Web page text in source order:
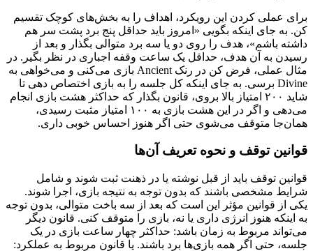
برای عملی کردن این رویکرد، اهداف را به بخش‌های کوچک تقسیم
کن. به جای اینکه بگویی «امروز باید حداقل پنج برد پشت سر هم
داشته باشم»، هدف را روی دو یا سه برد متوالی بگذار و بعد از
رسیدن به آن هدف، حداقل یک ساعت وقفه اجباری در نظر بگیر. در
مثال عملی، فرض کن در رنک Ancient بازی می‌کنی و می‌خواهی به
Divine برسی. به جای اینکه کل جلسه را به بازی اختصاص دهی تا
شاید ۲۰۰ امتیاز بالا بروی، قانون بگذار که حداکثر هشت بازی انجام
می‌دهی و اگر در این هشت بازی به ۱۰۰ امتیاز مثبت رسیدی،
همان‌جا متوقف می‌شوی حتی اگر هنوز احساس خوبی داری.
قوانین توقف و نحوه تعریف آن‌ها
قوانین توقف باید از قبل نوشته یا در ذهنت ثبت شوند و شامل
شرایط مشخصی باشند که بدون توجه به نتیجه بازی، اجرا شوند.
یکی از قوانین مؤثر این است که بعد از سه باخت متوالی، بدون توجه
به اینکه هنوز انرژی داری یا نه، بازی را متوقف کنی. قانون دیگر
می‌تواند مربوط به زمان باشد: حداکثر چهار ساعت بازی در یک
جلسه، حتی اگر همه بازی‌ها برد باشند. یا قانون مربوط به عملکرد: